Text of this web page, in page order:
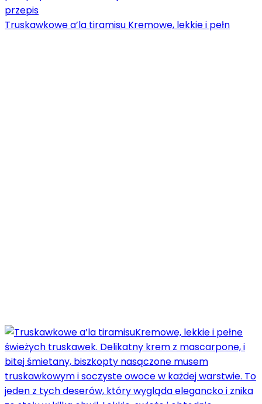
Truskawkowe a’la tiramisu Kremowe, lekkie i pełn